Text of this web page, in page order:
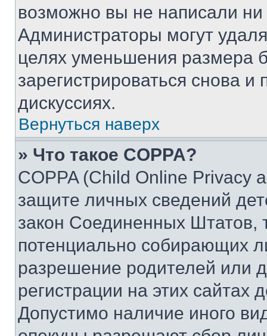
возможно вы не написали
Администраторы могут
целях уменьшения размера
зарегистрироваться снова и
дискуссиях.
Вернуться наверх
» Что такое COPPA?
COPPA (Child Online Privacy
защите личных сведений
закон Соединенных Штатов,
потенциально собирающих
разрешение родителей или
регистрации на этих сайтах
Допустимо наличие иного